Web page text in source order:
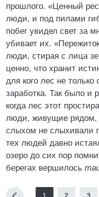
прошлого. «Ценный
люди, и под пилами
побег увидел свет за
убивает их.
люди, стирая с лица
ценно, что хранит
для кого лес не только
заработка. Так было и
когда лес этот
люди, живущие рядом,
слыхом не слыхивали
тех людей давно
озеро до сих пор
берегах вершилось